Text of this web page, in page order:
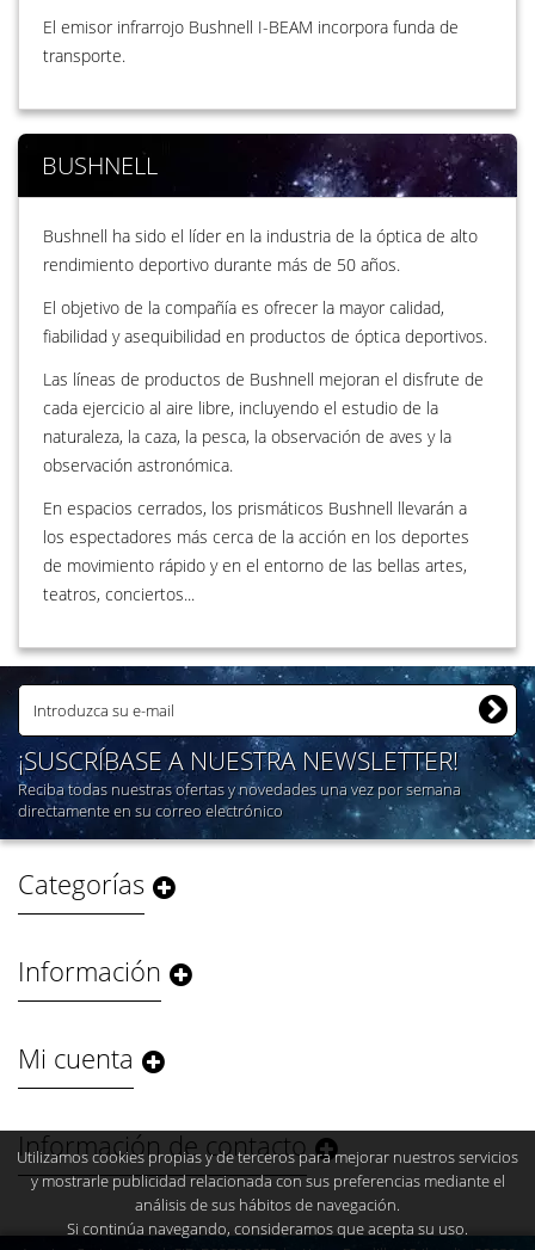
El emisor infrarrojo Bushnell I-BEAM incorpora funda de
transporte.
BUSHNELL
Bushnell ha sido el líder en la industria de la óptica de alto
rendimiento deportivo durante más de 50 años.
El objetivo de la compañía es ofrecer la mayor calidad,
fiabilidad y asequibilidad en productos de óptica deportivos.
Las líneas de productos de Bushnell mejoran el disfrute de
cada ejercicio al aire libre, incluyendo el estudio de la
naturaleza, la caza, la pesca, la observación de aves y la
observación astronómica.
En espacios cerrados, los prismáticos Bushnell llevarán a
los espectadores más cerca de la acción en los deportes
de movimiento rápido y en el entorno de las bellas artes,
teatros, conciertos...
¡SUSCRÍBASE A NUESTRA NEWSLETTER!
Reciba todas nuestras ofertas y novedades una vez por semana
directamente en su correo electrónico
Categorías
Información
Mi cuenta
Información de contacto
Utilizamos cookies propias y de terceros para mejorar nuestros servicios
y mostrarle publicidad relacionada con sus preferencias mediante el
análisis de sus hábitos de navegación.
Si continúa navegando, consideramos que acepta su uso.